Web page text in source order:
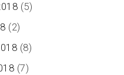
(5)
(2)
(8)
(7)